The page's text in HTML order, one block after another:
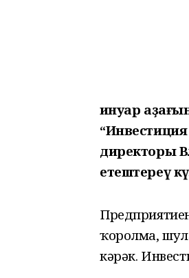
Ғинуар
директоры
етештереү
ҡоролма,
кәрәк.